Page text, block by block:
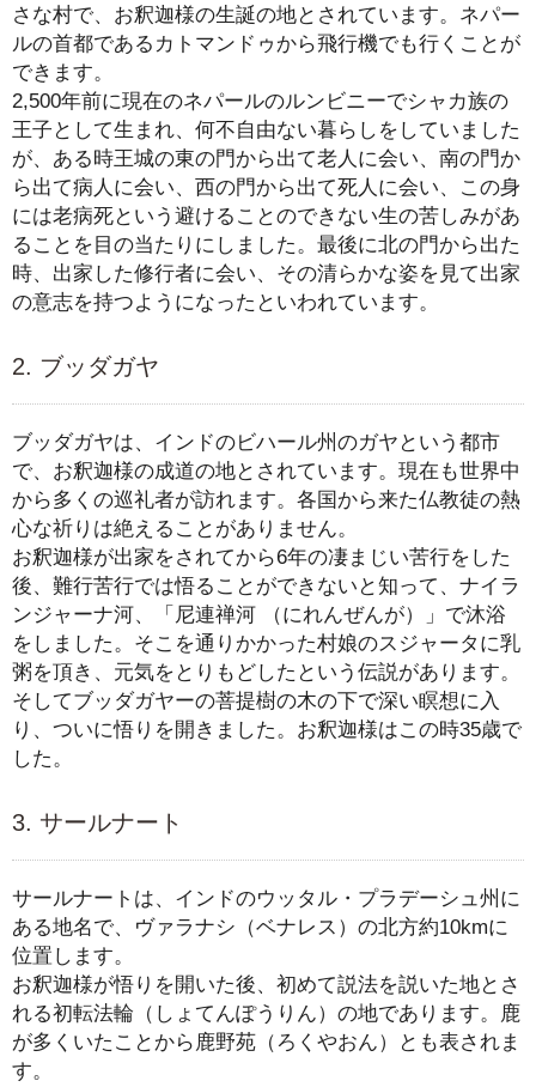
さな村で、お釈迦様の生誕の地とされています。ネパー
ルの首都であるカトマンドゥから飛行機でも行くことが
できます。
2,500年前に現在のネパールのルンビニーでシャカ族の
王子として生まれ、何不自由ない暮らしをしていました
が、ある時王城の東の門から出て老人に会い、南の門か
ら出て病人に会い、西の門から出て死人に会い、この身
には老病死という避けることのできない生の苦しみがあ
ることを目の当たりにしました。最後に北の門から出た
時、出家した修行者に会い、その清らかな姿を見て出家
の意志を持つようになったといわれています。
2. ブッダガヤ
ブッダガヤは、インドのビハール州のガヤという都市
で、お釈迦様の成道の地とされています。現在も世界中
から多くの巡礼者が訪れます。各国から来た仏教徒の熱
心な祈りは絶えることがありません。
お釈迦様が出家をされてから6年の凄まじい苦行をした
後、難行苦行では悟ることができないと知って、ナイラ
ンジャーナ河、「尼連禅河 （にれんぜんが）」で沐浴
をしました。そこを通りかかった村娘のスジャータに乳
粥を頂き、元気をとりもどしたという伝説があります。
そしてブッダガヤーの菩提樹の木の下で深い瞑想に入
り、ついに悟りを開きました。お釈迦様はこの時35歳で
した。
3. サールナート
サールナートは、インドのウッタル・プラデーシュ州に
ある地名で、ヴァラナシ（ベナレス）の北方約10kmに
位置します。
お釈迦様が悟りを開いた後、初めて説法を説いた地とさ
れる初転法輪（しょてんぽうりん）の地であります。鹿
が多くいたことから鹿野苑（ろくやおん）とも表されま
す。